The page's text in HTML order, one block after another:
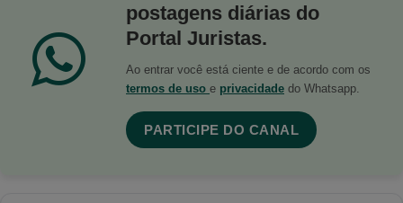
postagens diárias do
Portal Juristas.
Ao entrar você está ciente e de acordo com os
termos de uso e privacidade do Whatsapp.
PARTICIPE DO CANAL